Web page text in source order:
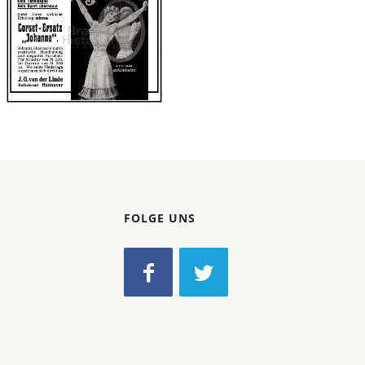
Konzerne
Epoche
J. G. von der Linde,
HannoverBild-ID: 42671
FOLGE UNS